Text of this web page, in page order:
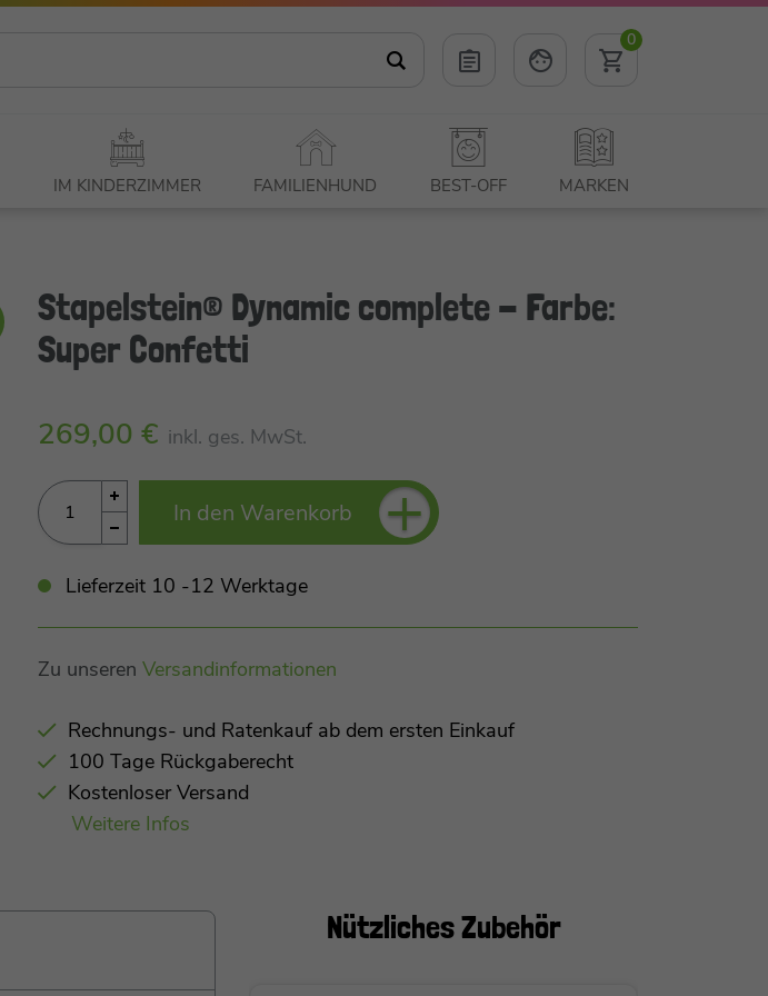
0
IM KINDERZIMMER FAMILIENHUND BEST-OFF MARKEN
Stapelstein® Dynamic complete - Farbe:
Super Confetti
269,00 € inkl. ges. MwSt.
In den Warenkorb +
Lieferzeit 10 -12 Werktage
Zu unseren Versandinformationen
Rechnungs- und Ratenkauf ab dem ersten Einkauf
100 Tage Rückgaberecht
Kostenloser Versand
Weitere Infos
NützlichesZubehör